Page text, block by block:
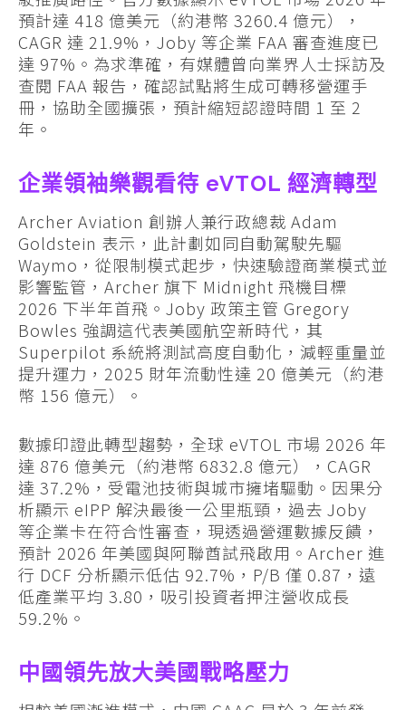
預計達 418 億美元（約港幣 3260.4 億元），
CAGR 達 21.9%，Joby 等企業 FAA 審查進度已
達 97%。為求準確，有媒體曾向業界人士採訪及
查閱 FAA 報告，確認試點將生成可轉移營運手
冊，協助全國擴張，預計縮短認證時間 1 至 2
年。
企業領袖樂觀看待 eVTOL 經濟轉型
Archer Aviation 創辦人兼行政總裁 Adam
Goldstein 表示，此計劃如同自動駕駛先驅
Waymo，從限制模式起步，快速驗證商業模式並
影響監管，Archer 旗下 Midnight 飛機目標
2026 下半年首飛。Joby 政策主管 Gregory
Bowles 強調這代表美國航空新時代，其
Superpilot 系統將測試高度自動化，減輕重量並
提升運力，2025 財年流動性達 20 億美元（約港
幣 156 億元）。
數據印證此轉型趨勢，全球 eVTOL 市場 2026 年
達 876 億美元（約港幣 6832.8 億元），CAGR
達 37.2%，受電池技術與城市擁堵驅動。因果分
析顯示 eIPP 解決最後一公里瓶頸，過去 Joby
等企業卡在符合性審查，現透過營運數據反饋，
預計 2026 年美國與阿聯酋試飛啟用。Archer 進
行 DCF 分析顯示低估 92.7%，P/B 僅 0.87，遠
低產業平均 3.80，吸引投資者押注營收成長
59.2%。
中國領先放大美國戰略壓力